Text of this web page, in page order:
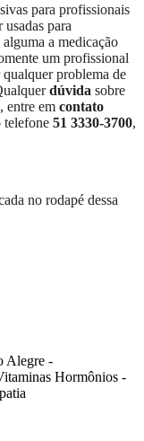
para profissionais
para
a medicação
um profissional
problema de
dúvida sobre
entre em contato
telefone 51 3330-3700,
no rodapé dessa
Alegre -
Hormônios -